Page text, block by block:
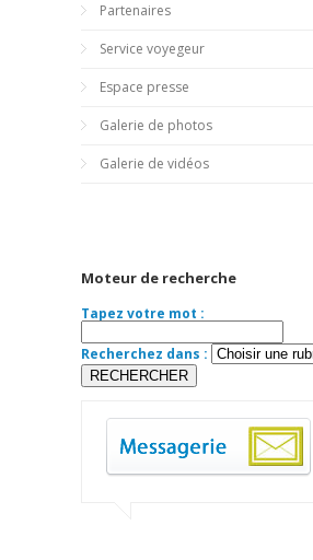
Partenaires
Service voyegeur
Espace presse
Galerie de photos
Galerie de vidéos
Moteur de recherche
Tapez votre mot :
Recherchez dans :